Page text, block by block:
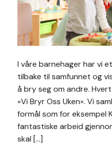
I våre barnehager har vi
tilbake til samfunnet og
å bry seg om andre.
«Vi Bryr Oss Uken». Vi
formål som for eksempel
fantastiske arbeid
skal […]